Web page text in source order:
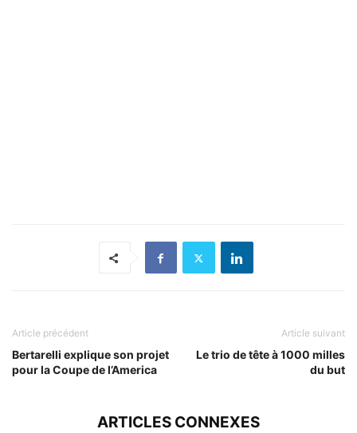
Article précédent
Bertarelli explique son projet
pour la Coupe de l’America
Article suivant
Le trio de tête à 1000 milles
du but
ARTICLES CONNEXES